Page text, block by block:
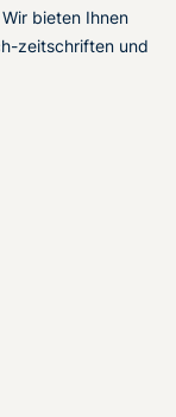
bieten Ihnen
zeitschriften und